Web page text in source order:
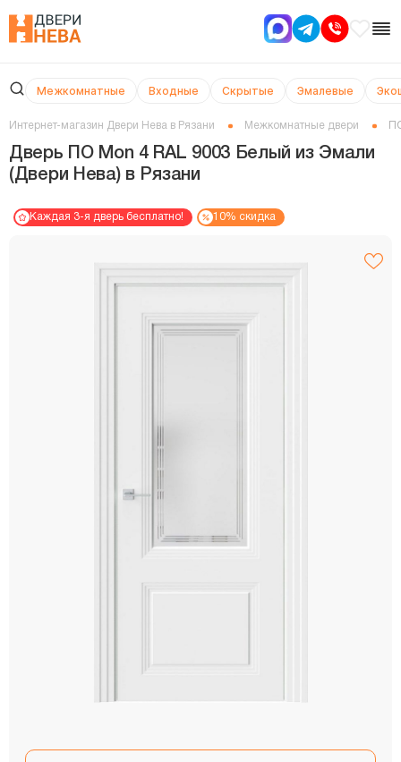
Межкомнатные Входные Скрытые Эмалевые
Интернет-магазин Двери Нева в Рязани Межкомнатные двери
Дверь ПО Mon 4 RAL 9003 Белый из Эмали
(Двери Нева) в Рязани
Каждая 3-я дверь бесплатно! 10% скидка